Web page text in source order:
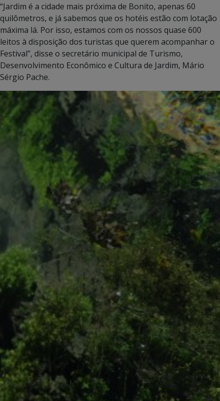
“Jardim é a cidade mais próxima de Bonito, apenas 60
quilômetros, e já sabemos que os hotéis estão com lotação
máxima lá. Por isso, estamos com os nossos quase 600
leitos à disposição dos turistas que querem acompanhar o
Festival”, disse o secretário municipal de Turismo,
Desenvolvimento Econômico e Cultura de Jardim, Mário
Sérgio Pache.